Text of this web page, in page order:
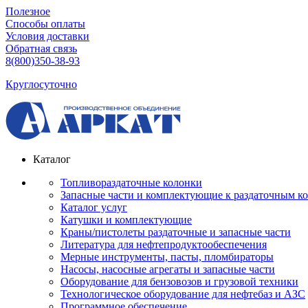
Полезное
Способы оплаты
Условия доставки
Обратная связь
8(800)350-38-93
Круглосуточно
Каталог
Топливораздаточные колонки
Запасные части и комплектующие к раздаточным
Каталог услуг
Катушки и комплектующие
Краны/пистолеты раздаточные и запасные части
Литература для нефтепродуктообеспечения
Мерные инструменты, пасты, пломбираторы
Насосы, насосные агрегаты и запасные части
Оборудование для бензовозов и грузовой техники
Технологическое оборудование для нефтебаз и АЗС